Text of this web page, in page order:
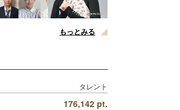
もっとみる
タレント
176,142 pt.